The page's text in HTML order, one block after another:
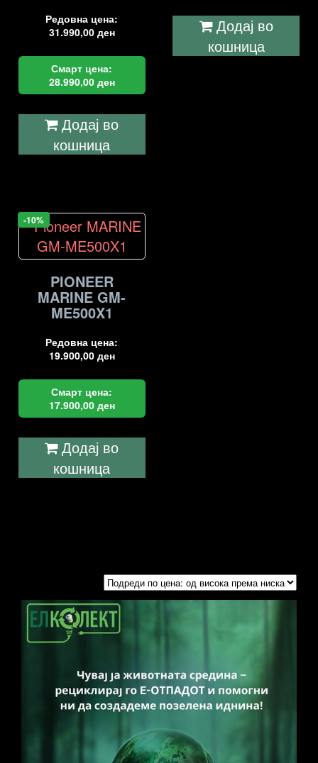
Редовна цена:
31.990,00 ден
Смарт цена:
28.990,00 ден
Додај во
кошница
Додај во
кошница
-10%
PIONEER
MARINE GM-
ME500X1
Редовна цена:
19.900,00 ден
Смарт цена:
17.900,00 ден
Додај во
кошница